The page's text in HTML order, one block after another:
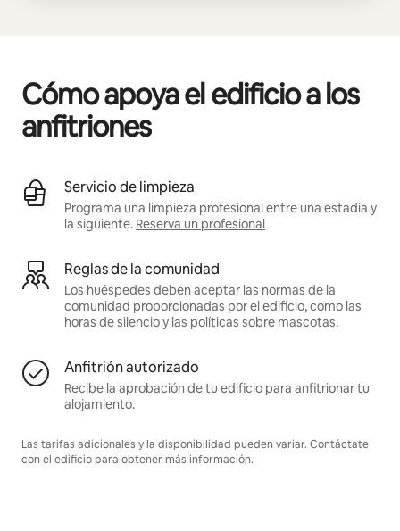
Cómo apoya el edificio a los
anfitriones
Servicio de limpieza
Programa una limpieza profesional entre una estadía y
la siguiente. Reserva un profesional
Reglas de la comunidad
Los huéspedes deben aceptar las normas de la
comunidad proporcionadas por el edificio, como las
horas de silencio y las políticas sobre mascotas.
Anfitrión autorizado
Recibe la aprobación de tu edificio para anfitrionar tu
alojamiento.
Las tarifas adicionales y la disponibilidad pueden variar. Contáctate
con el edificio para obtener más información.